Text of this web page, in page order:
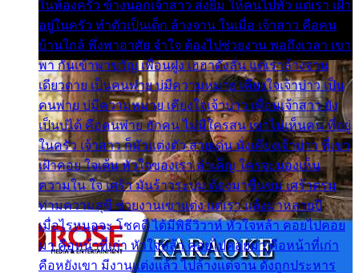
ในห้องครัว ข้างนอกเจ้าสาว ส่งยิ้ม ให้คนไปทั่ว แต่เรา เฝ้า
อยู่ในครัว ทำตัวเป็นเด็ก ล้างจาน ในเมื่อ เจ้าสาว คือคน
บ้านใกล้ พึ่งพาอาศัย จำใจ ต้องไปช่วยงาน พอถึงเวลา เขา
พา กันเข้าพาขวัญ เพื่อนฝูง เฮฮาดังลั่น แต่เราล้างจาน
เดียวดาย เป็นคนพ่าย บ่มีความหมาย เคียงใจเจ้าบ่าว เป็น
คนพ่าย บ่มีความหมาย เคียงใจเจ้าบ่าว เพื่อนเจ้าสาว ยัง
เป็นบ่ได้ คือคนพ่าย ฮักคน ไม่มีใครสน เขาไม่เห็นคน ที่อยู่
ในครัว เจ้าสาว ก็มัวแต่งตัว สวยเด่น นั่งเคียงเจ้าบ่าว ที่เขา
เฝ้าคอย ใจเต้น หัวใจของเรา ลำเค็ญ ใครจะมองเห็น
ความใน ใจ เศร้า มันร้าวระบม ต้องมาขื่นขม เศร้าตรม
ท่ามความสุขี ช่วยงานเขาแต่ง แต่เรา แล้งมาหลายปี
เมื่อไรหนอจะ โชคดี ได้มีพิธีวิวาห์ หัวใจหล้า คอยไปคอย
มา คือหน้าที่เก่า หัวใจหล้า คอยไปคอยมา คือหน้าที่เก่า
คือหยังเขา มีงานแต่งแล้ว ไปล้างแต่จาน ดั่งถูกประหาร